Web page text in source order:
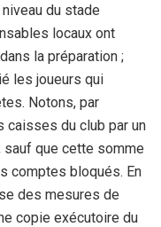
du stade
locaux ont
la préparation ;
les joueurs qui
Notons, par
caisses du club par un
sauf que cette somme
comptes bloqués. En
des mesures de
copie exécutoire du